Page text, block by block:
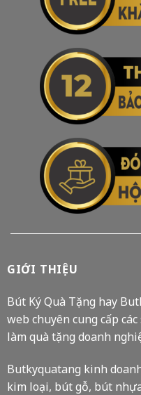
GIỚI THIỆU
Bút Ký Quà Tặng hay
web chuyên cung cấp
làm quà tặng doanh
Butkyquatang kinh
kim loại, bút gỗ, bút